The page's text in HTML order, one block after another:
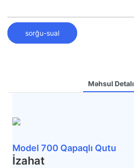
sorğu-sual
Məhsul Detalı
Model 700 Qapaqlı Qutu
İzahat